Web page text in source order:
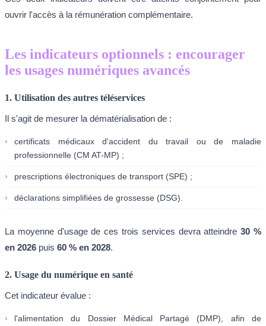
ouvrir l'accès à la rémunération complémentaire.
Les indicateurs optionnels : encourager
les usages numériques avancés
1. Utilisation des autres téléservices
Il s'agit de mesurer la dématérialisation de :
›
certificats médicaux d'accident du travail ou de maladie
professionnelle (CM AT-MP) ;
› prescriptions électroniques de transport (SPE) ;
› déclarations simplifiées de grossesse (DSG).
La moyenne d'usage de ces trois services devra atteindre30 %
en 2026 puis 60 % en 2028.
2. Usage du numérique en santé
Cet indicateur évalue :
›
l'alimentation du Dossier Médical Partagé (DMP), afin de